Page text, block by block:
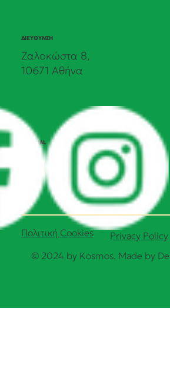
ΔΙΕΥΘΥΝΣΗ
Ζαλοκώστα 8,
10671 Αθήνα
SOCIAL
© 2024 by Kosmos. Made by
Πολιτική Cookies Privacy Policy